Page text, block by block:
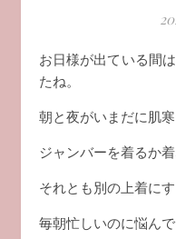
お日様が出ている間はポカポカの小春日和になりまし
たね。
朝と夜がいまだに肌寒
ジャンバーを着るか着
それとも別の上着にす
毎朝忙しいのに悩んで